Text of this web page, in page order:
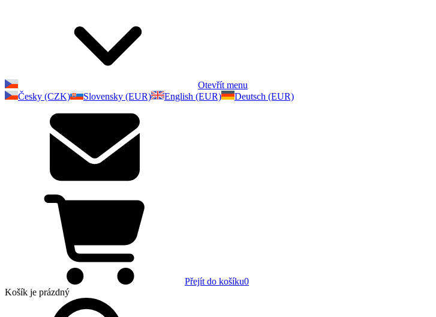
Otevřít menu
Česky (CZK)
Slovensky (EUR) English (EUR) Deutsch (EUR)
Přejít do košíku0
Košík je prázdný